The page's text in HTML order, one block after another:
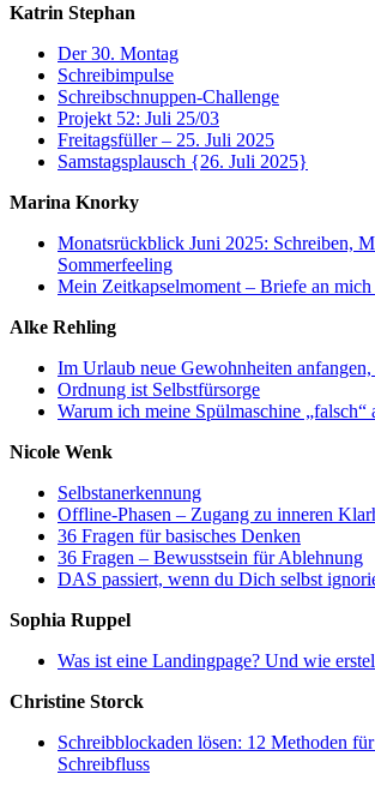
Katrin Stephan
Der 30. Montag
Schreibimpulse
Schreibschnuppen-Challenge
Projekt 52: Juli 25/03
Freitagsfüller – 25. Juli 2025
Samstagsplausch {26. Juli 2025}
Marina Knorky
Monatsrückblick Juni 2025: Schreiben,
Sommerfeeling
Mein Zeitkapselmoment – Briefe an
Alke Rehling
Im Urlaub neue Gewohnheiten
Ordnung ist Selbstfürsorge
Warum ich meine Spülmaschine „falsch“
Nicole Wenk
Selbstanerkennung
Offline-Phasen – Zugang zu inneren
36 Fragen für basisches Denken
36 Fragen – Bewusstsein für Ablehnung
DAS passiert, wenn du Dich selbst
Sophia Ruppel
Was ist eine Landingpage? Und wie
Christine Storck
Schreibblockaden lösen: 12 Methoden
Schreibfluss